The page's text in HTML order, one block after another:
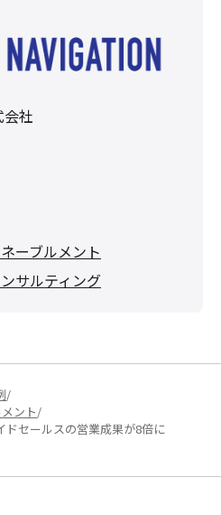
社
ーブルメント
サルティング
/
ント/
ドセールスの営業成果が8倍に